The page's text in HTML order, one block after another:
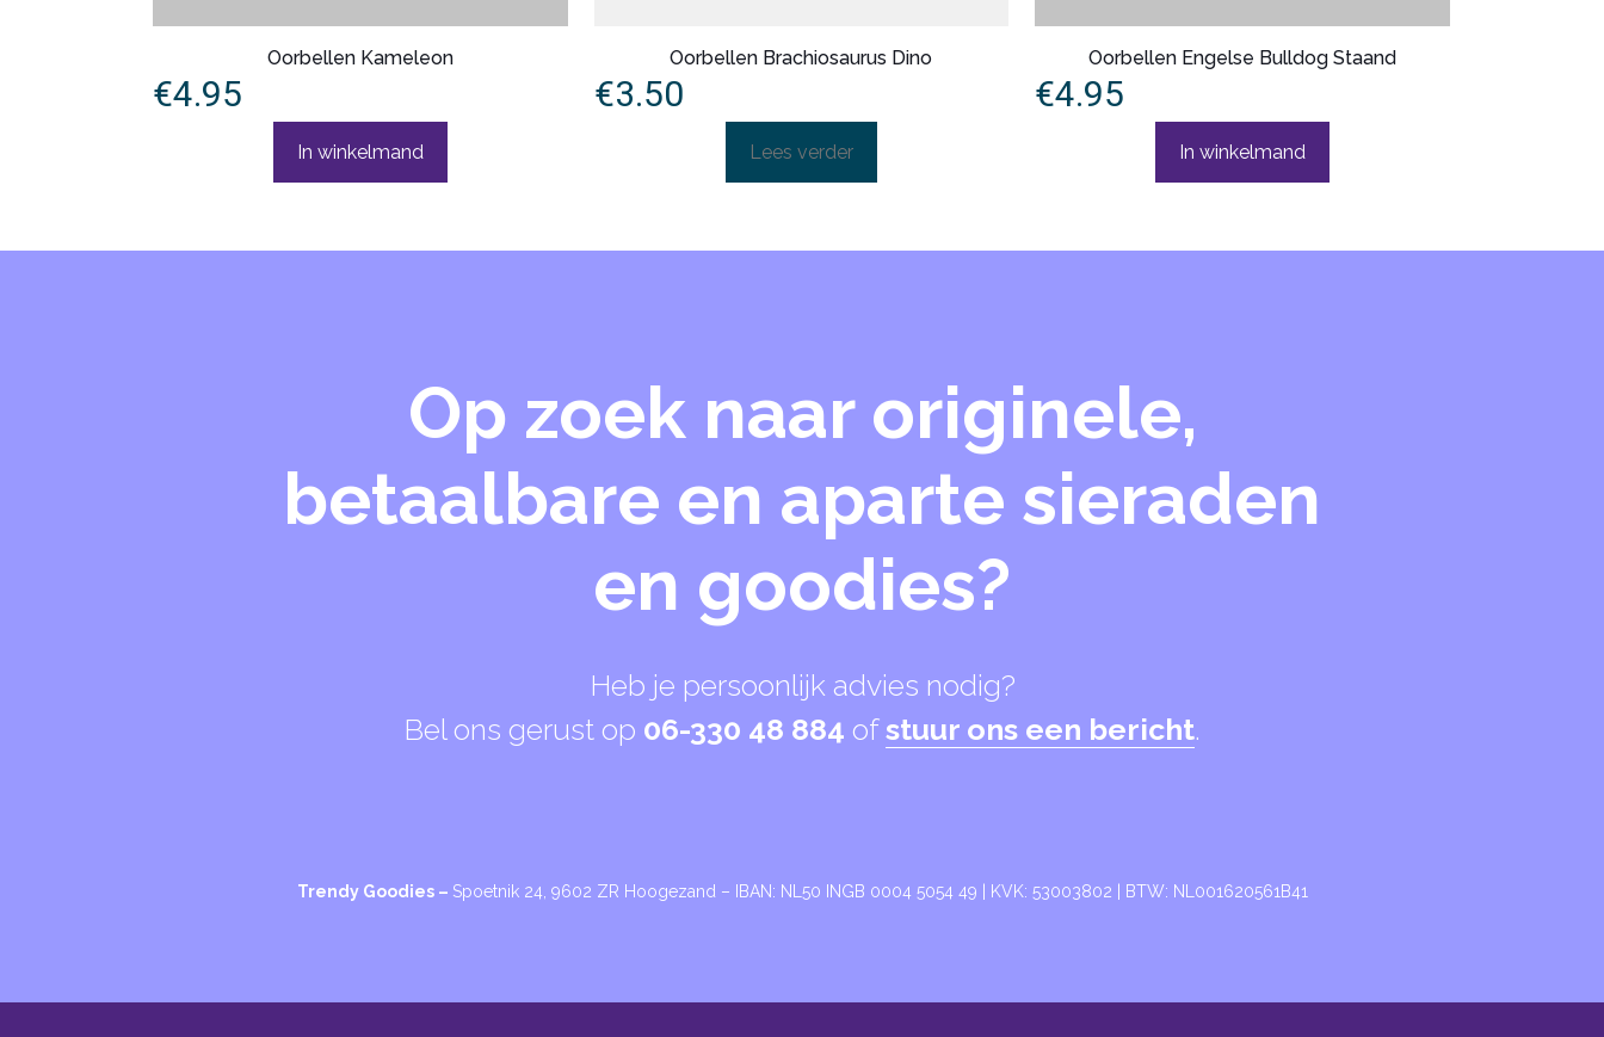
Oorbellen Kameleon
€4.95
In winkelmand
Oorbellen Brachiosaurus Dino
€3.50
Lees verder
Oorbellen Engelse Bulldog Staand
€4.95
In winkelmand
Op zoek naar originele,
betaalbare en aparte sieraden
en goodies?
Heb je persoonlijk advies nodig?
Bel ons gerust op 06-330 48 884 ofstuur ons een bericht.
Trendy Goodies – Spoetnik 24, 9602 ZR Hoogezand – IBAN: NL50 INGB 0004 5054 49 | KVK: 53003802 | BTW: NL001620561B41